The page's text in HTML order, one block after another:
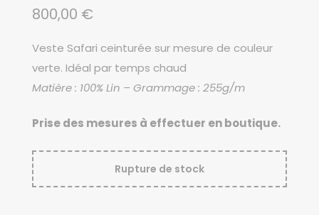
800,00 €
Veste Safari ceinturée sur mesure de couleur
verte. Idéal par temps chaud
Matière : 100% Lin – Grammage : 255g/m
Prise des mesures à effectuer en boutique.
Rupture de stock